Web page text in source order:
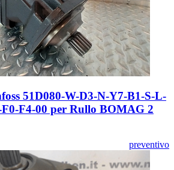
51D080-W-D3-N-Y7-B1-S-L-
F4-00 per Rullo BOMAG 2
preventivo